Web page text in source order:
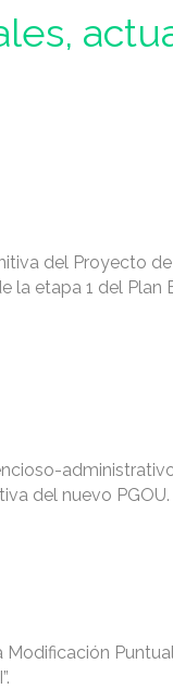
del Proyecto
la etapa 1 del
del nuevo PGOU.